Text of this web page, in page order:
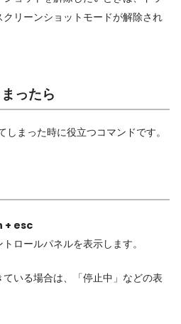
リーンショットモードが解除され
ったら
まった時に役立つコマンドです。
esc
ロールパネルを表示します。
いる場合は、「停止中」などの表